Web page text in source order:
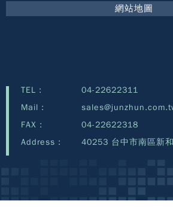
網站地圖
TEL :
04-22622311
Mail :
FAX :
04-22622318
Address :
40253 台中市南區新